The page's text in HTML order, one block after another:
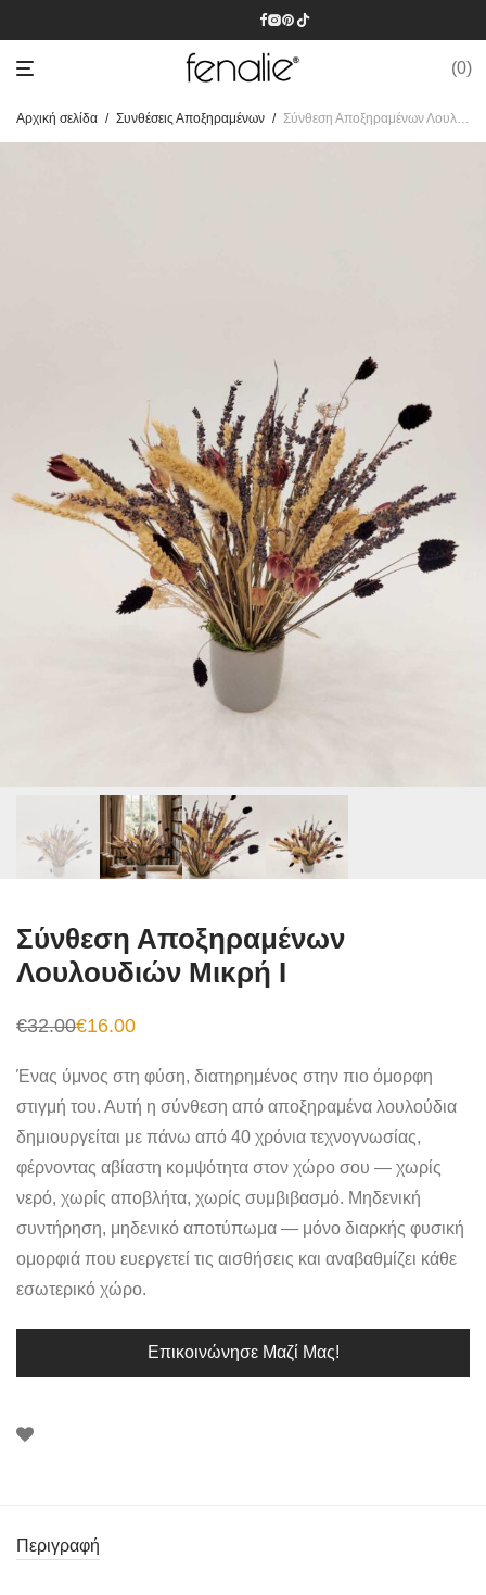
0
Αρχική σελίδα / Συνθέσεις Αποξηραμένων / Σύνθεση Αποξηραμένων Λουλουδιών Μικρή I
Σύνθεση Αποξηραμένων
Λουλουδιών Μικρή I
€32.00
Original
€32.00.
€16.00
Η
είναι:
Ένας ύμνος στη φύση, διατηρημένος στην πιο όμορφη
στιγμή του. Αυτή η σύνθεση από αποξηραμένα λουλούδια
δημιουργείται με πάνω από 40 χρόνια τεχνογνωσίας,
φέρνοντας αβίαστη κομψότητα στον χώρο σου — χωρίς
νερό, χωρίς αποβλήτα, χωρίς συμβιβασμό. Μηδενική
συντήρηση, μηδενικό αποτύπωμα — μόνο διαρκής φυσική
ομορφιά που ευεργετεί τις αισθήσεις και αναβαθμίζει κάθε
εσωτερικό χώρο.
Επικοινώνησε Μαζί Μας!
Περιγραφή